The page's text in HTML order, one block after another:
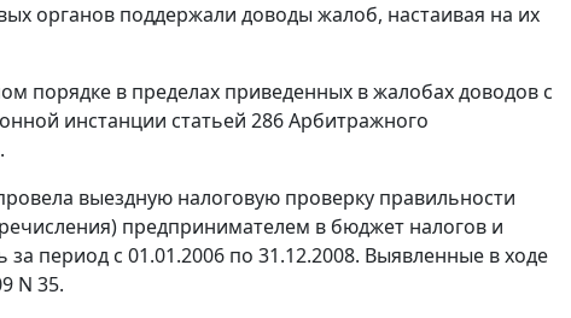
органов поддержали доводы жалоб, настаивая на их
порядке в пределах приведенных в жалобах доводов с
инстанции статьей 286Арбитражного
выездную налоговую проверку правильности
предпринимателем в бюджет налогов и
период с 01.01.2006 по 31.12.2008. Выявленные в ходе
N 35.